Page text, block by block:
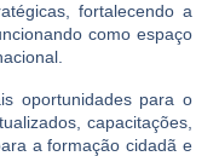
fortalecendo a
como espaço
oportunidades para o
capacitações,
a formação cidadã e